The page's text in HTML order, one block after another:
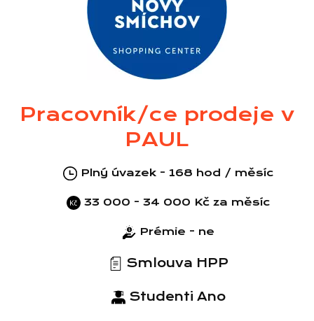
Pracovník/ce prodeje v
PAUL
Plný úvazek - 168 hod / měsíc
33 000 - 34 000 Kč za měsíc
Prémie - ne
Smlouva HPP
Studenti Ano